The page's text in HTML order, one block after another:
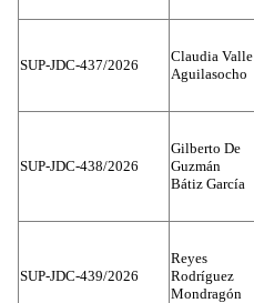
SUP-JDC-437/2026
Claudia Valle
Aguilasocho
SUP-JDC-438/2026
Gilberto De
Guzmán
Bátiz García
SUP-JDC-439/2026
Reyes
Rodríguez
Mondragón